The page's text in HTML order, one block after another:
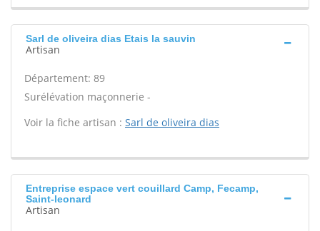
Sarl de oliveira dias Etais la sauvin
Artisan
Département: 89
Surélévation maçonnerie -
Voir la fiche artisan : Sarl de oliveira dias
Entreprise espace vert couillard Camp, Fecamp,
Saint-leonard
Artisan